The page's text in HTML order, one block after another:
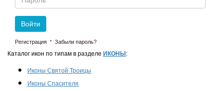
Войти
Регистрация · Забыли пароль?
Каталог икон по типам в разделе ИКОНЫ :
Иконы Святой Троицы
Иконы Спасителя